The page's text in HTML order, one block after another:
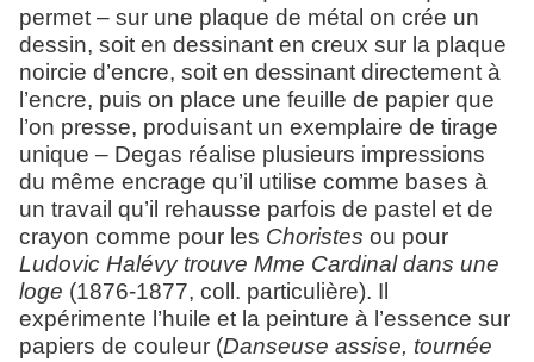
permet – sur une plaque de métal on crée un
dessin, soit en dessinant en creux sur la plaque
noircie d’encre, soit en dessinant directement à
l’encre, puis on place une feuille de papier que
l’on presse, produisant un exemplaire de tirage
unique – Degas réalise plusieurs impressions
du même encrage qu’il utilise comme bases à
un travail qu’il rehausse parfois de pastel et de
crayon comme pour les Choristes ou pour
Ludovic Halévy trouve Mme Cardinal dans une
loge (1876-1877, coll. particulière). Il
expérimente l’huile et la peinture à l’essence sur
papiers de couleur (Danseuse assise, tournée